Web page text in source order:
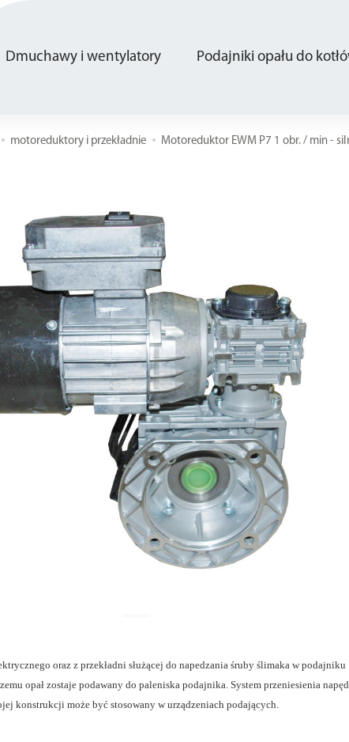
Dmuchawy i wentylatory Podajniki opału do
motoreduktory i przekładnie Motoreduktor EWM P7 1 obr. / min -
oraz z przekładni służącej do napedzania śruby ślimaka w podajniku
opał zostaje podawany do paleniska podajnika. System przeniesienia
konstrukcji może być stosowany w urządzeniach podających.